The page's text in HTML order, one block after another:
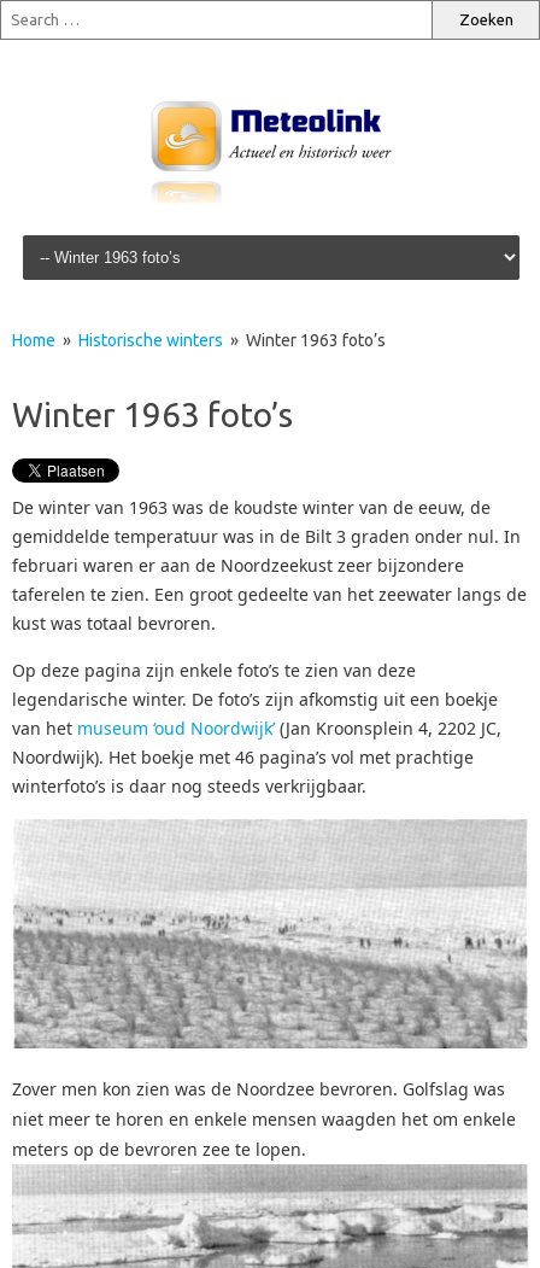
Skip to content
Home » Historische winters » Winter 1963 foto’s
Winter 1963 foto’s
De winter van 1963 was de koudste winter van de eeuw, de
gemiddelde temperatuur was in de Bilt 3 graden onder nul. In
februari waren er aan de Noordzeekust zeer bijzondere
taferelen te zien. Een groot gedeelte van het zeewater langs de
kust was totaal bevroren.
Op deze pagina zijn enkele foto’s te zien van deze
legendarische winter. De foto’s zijn afkomstig uit een boekje
van het museum ‘oud Noordwijk’(Jan Kroonsplein 4, 2202 JC,
Noordwijk). Het boekje met 46 pagina’s vol met prachtige
winterfoto’s is daar nog steeds verkrijgbaar.
Zover men kon zien was de Noordzee bevroren. Golfslag was
niet meer te horen en enkele mensen waagden het om enkele
meters op de bevroren zee te lopen.